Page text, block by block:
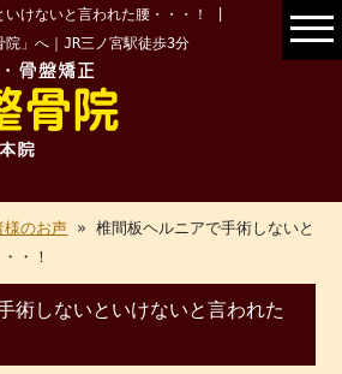
けないと言われた腰・・・！ |
」へ｜JR三ノ宮駅徒歩3分
様のお声 » 椎間板ヘルニアで手術しないと
・！
術しないといけないと言われた